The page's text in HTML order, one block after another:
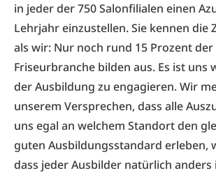
in jeder der 750 Salonfilialen einen
Lehrjahr einzustellen. Sie kennen die
als wir: Nur noch rund 15 Prozent
Friseurbranche bilden aus. Es ist uns
der Ausbildung zu engagieren. Wir
unserem Versprechen, dass alle
uns egal an welchem Standort den
guten Ausbildungsstandard erleben,
dass jeder Ausbilder natürlich anders